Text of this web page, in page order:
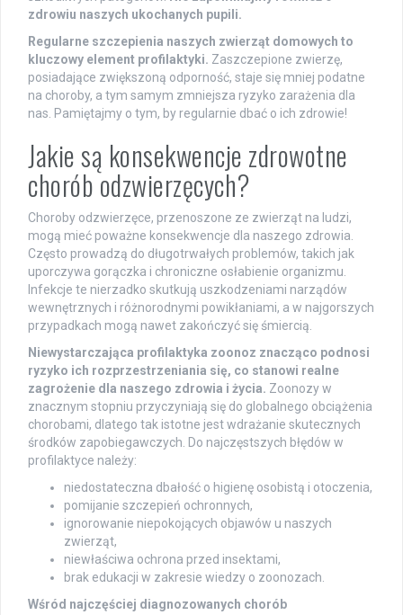
zdrowiu naszych ukochanych pupili.
Regularne szczepienia naszych zwierząt domowych to
kluczowy element profilaktyki. Zaszczepione zwierzę,
posiadające zwiększoną odporność, staje się mniej podatne
na choroby, a tym samym zmniejsza ryzyko zarażenia dla
nas. Pamiętajmy o tym, by regularnie dbać o ich zdrowie!
Jakie są konsekwencje zdrowotne
chorób odzwierzęcych?
Choroby odzwierzęce, przenoszone ze zwierząt na ludzi,
mogą mieć poważne konsekwencje dla naszego zdrowia.
Często prowadzą do długotrwałych problemów, takich jak
uporczywa gorączka i chroniczne osłabienie organizmu.
Infekcje te nierzadko skutkują uszkodzeniami narządów
wewnętrznych i różnorodnymi powikłaniami, a w najgorszych
przypadkach mogą nawet zakończyć się śmiercią.
Niewystarczająca profilaktyka zoonoz znacząco podnosi
ryzyko ich rozprzestrzeniania się, co stanowi realne
zagrożenie dla naszego zdrowia i życia. Zoonozy w
znacznym stopniu przyczyniają się do globalnego obciążenia
chorobami, dlatego tak istotne jest wdrażanie skutecznych
środków zapobiegawczych. Do najczęstszych błędów w
profilaktyce należy:
niedostateczna dbałość o higienę osobistą i otoczenia,
pomijanie szczepień ochronnych,
ignorowanie niepokojących objawów u naszych
zwierząt,
niewłaściwa ochrona przed insektami,
brak edukacji w zakresie wiedzy o zoonozach.
Wśród najczęściej diagnozowanych chorób